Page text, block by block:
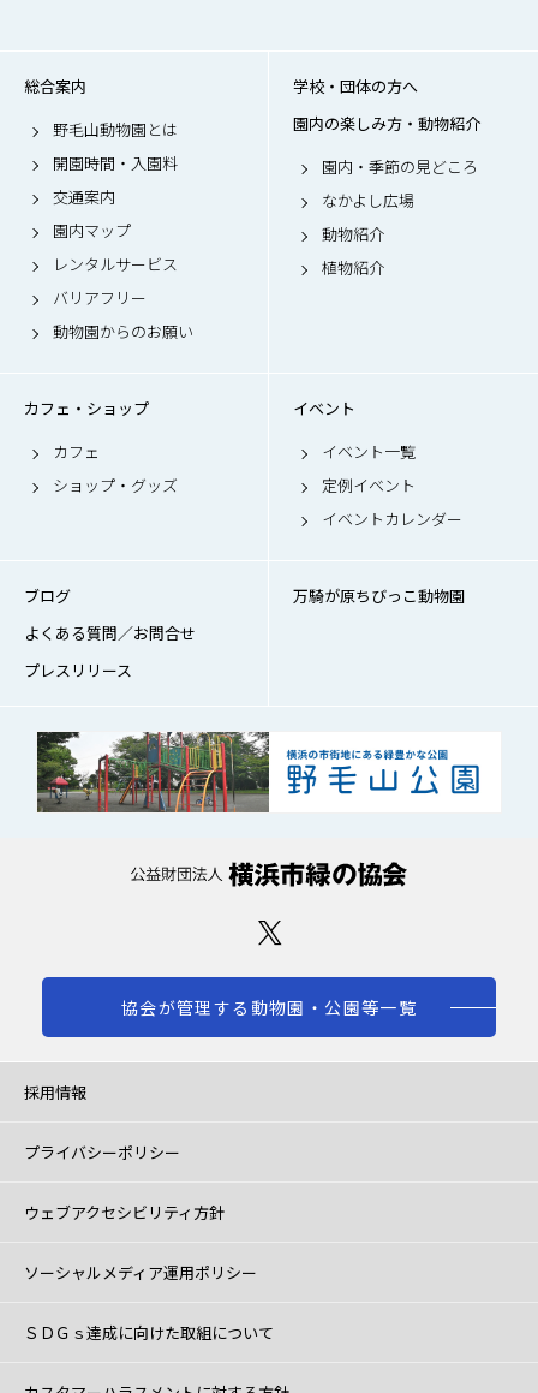
総合案内
野毛山動物園とは
開園時間・入園料
交通案内
園内マップ
レンタルサービス
バリアフリー
動物園からのお願い
学校・団体の方へ
園内の楽しみ方・動物紹介
園内・季節の見どころ
なかよし広場
動物紹介
植物紹介
カフェ・ショップ
カフェ
ショップ・グッズ
イベント
イベント一覧
定例イベント
イベントカレンダー
ブログ
よくある質問／お問合せ
プレスリリース
万騎が原ちびっこ動物園
協会が管理する動物園・公園等一覧
採用情報
プライバシーポリシー
ウェブアクセシビリティ方針
ソーシャルメディア運用ポリシー
ＳＤＧｓ達成に向けた取組について